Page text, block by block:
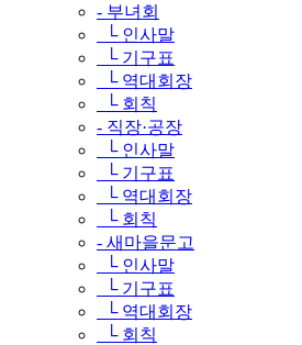
- 부녀회
└ 인사말
└ 기구표
└ 역대회장
└ 회칙
- 직장·공장
└ 인사말
└ 기구표
└ 역대회장
└ 회칙
- 새마을문고
└ 인사말
└ 기구표
└ 역대회장
└ 회칙